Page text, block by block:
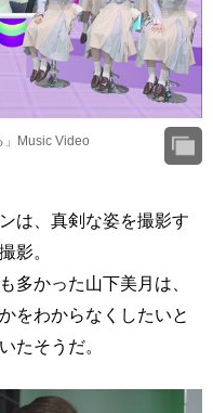
」Music Video
は、真剣な姿を撮影す
影。
多かった山下美月は、
をわからなくしたいと
たそうだ。